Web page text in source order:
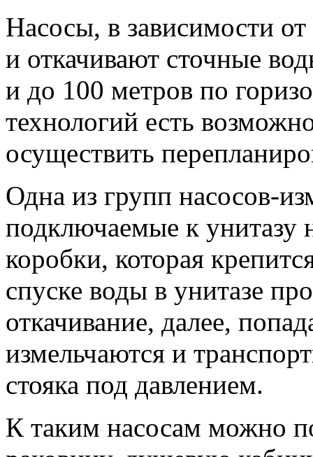
Насосы, в зависимости
и откачивают сточные
и до 100 метров по
технологий есть
осуществить
Одна из групп насосов-
подключаемые к
коробки, которая
спуске воды в унитазе
откачивание, далее,
измельчаются и
стояка под давлением.
К таким насосам можно